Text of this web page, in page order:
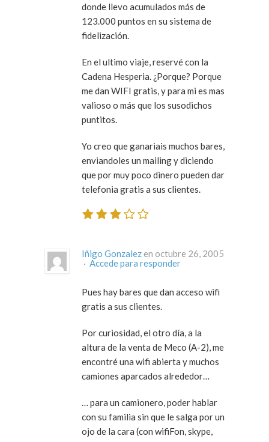
donde llevo acumulados más de
123.000 puntos en su sistema de
fidelización.
En el ultimo viaje, reservé con la
Cadena Hesperia. ¿Porque? Porque
me dan WIFI gratis, y para mi es mas
valioso o más que los susodichos
puntitos.
Yo creo que ganariais muchos bares,
enviandoles un mailing y diciendo
que por muy poco dinero pueden dar
telefonia gratis a sus clientes.
Iñigo Gonzalez en octubre 26, 2005
· Accede para responder
Pues hay bares que dan acceso wifi
gratis a sus clientes.
Por curiosidad, el otro día, a la
altura de la venta de Meco (A-2), me
encontré una wifi abierta y muchos
camiones aparcados alrededor…
… para un camionero, poder hablar
con su familia sin que le salga por un
ojo de la cara (con wifiFon, skype,